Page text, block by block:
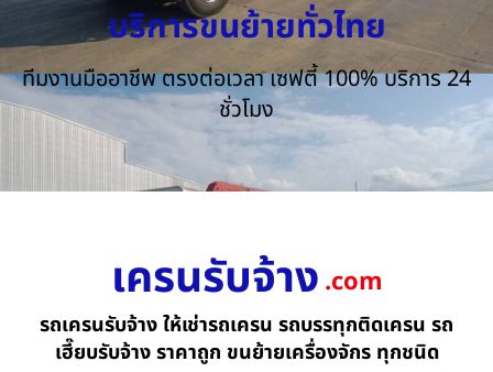
บริการขนย้ายทั่วไทย
ทีมงานมืออาชีพ ตรงต่อเวลา เซฟตี้ 100% บริการ 24
ชั่วโมง
เครนรับจ้าง .com
รถเครนรับจ้าง ให้เช่ารถเครน รถบรรทุกติดเครน รถ
เฮี๊ยบรับจ้าง ราคาถูก ขนย้ายเครื่องจักร ทุกชนิด